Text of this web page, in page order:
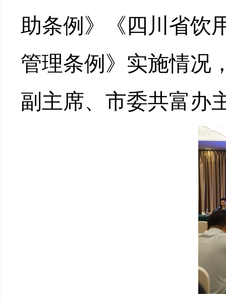
助条例》《四川省饮
管理条例》实施情况
副主席、 市委共富办